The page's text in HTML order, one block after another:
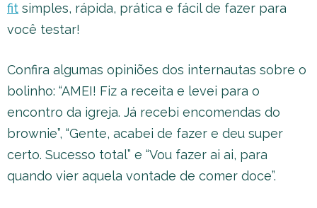
fit simples, rápida, prática e fácil de fazer para
você testar!
Confira algumas opiniões dos internautas sobre o
bolinho: “AMEI! Fiz a receita e levei para o
encontro da igreja. Já recebi encomendas do
brownie”, “Gente, acabei de fazer e deu super
certo. Sucesso total” e “Vou fazer ai ai, para
quando vier aquela vontade de comer doce”.